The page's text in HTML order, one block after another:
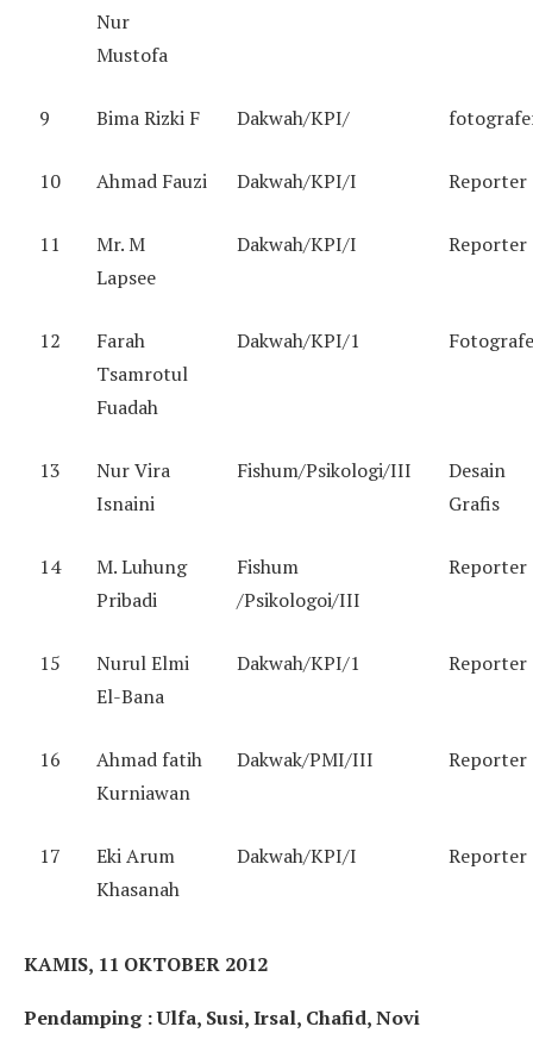
Nur
Mustofa
9 Bima Rizki F Dakwah/KPI/
10 Ahmad Fauzi Dakwah/KPI/I Reporter
11
Mr. M
Lapsee
Dakwah/KPI/I Reporter
12
Farah
Tsamrotul
Fuadah
Dakwah/KPI/1
13
Nur Vira
Isnaini
Fishum/Psikologi/III
Desain
Grafis
14
M. Luhung
Pribadi
Fishum
/Psikologoi/III
Reporter
15
Nurul Elmi
El-Bana
Dakwah/KPI/1 Reporter
16
Ahmad fatih
Kurniawan
Dakwak/PMI/III Reporter
17
Eki Arum
Khasanah
Dakwah/KPI/I Reporter
KAMIS, 11 OKTOBER 2012
Pendamping : Ulfa, Susi, Irsal, Chafid, Novi